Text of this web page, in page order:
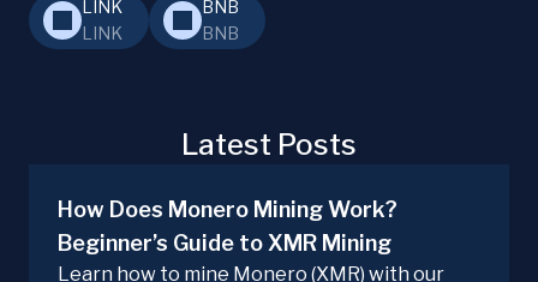
LINK
LINK
BNB
BNB
Latest Posts
How Does Monero Mining Work?
Beginner’s Guide to XMR Mining
Learn how to mine Monero (XMR) with our